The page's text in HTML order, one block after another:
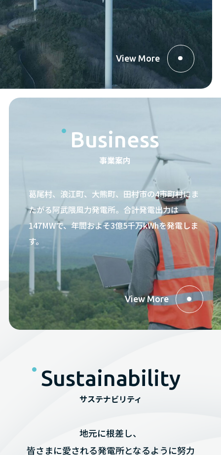
View More
Business
事業案内
葛尾村、浪江町、大熊町、田村市の4市町村にま
たがる阿武隈風力発電所。合計発電出力は
147MWで、年間およそ3億5千万kWhを発電しま
す。
View More
Sustainability
サステナビリティ
地元に根差し、
皆さまに愛される発電所となるように努力